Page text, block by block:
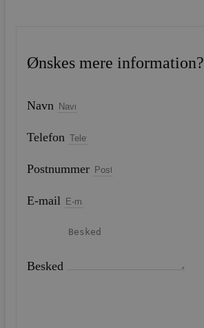
Ønskes mere information?
Navn
Telefon
Postnummer
E-mail
Besked